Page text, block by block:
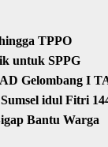
TPPO
untuk SPPG
Gelombang I
idul Fitri
Bantu Warga